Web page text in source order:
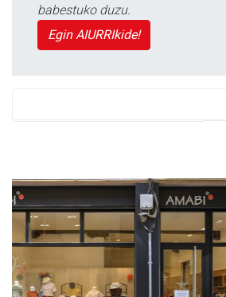
babestuko duzu.
Egin AIURRIkide!